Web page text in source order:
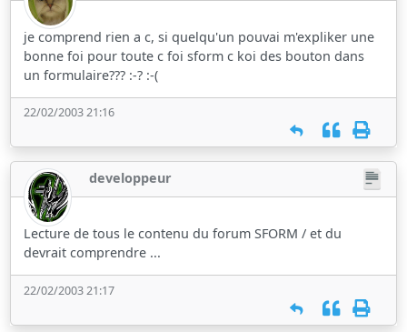
je comprend rien a c, si quelqu'un pouvai m'expliker une
bonne foi pour toute c foi sform c koi des bouton dans
un formulaire??? :-? :-(
22/02/2003 21:16
developpeur
Lecture de tous le contenu du forum SFORM / et du
devrait comprendre ...
22/02/2003 21:17